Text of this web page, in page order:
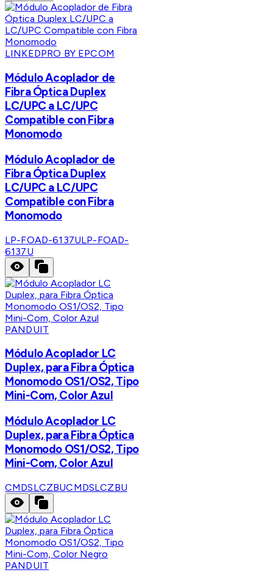
LINKEDPRO BY EPCOM
Módulo Acoplador de
Fibra Óptica Duplex
LC/UPC a LC/UPC
Compatible con Fibra
Monomodo
Módulo Acoplador de
Fibra Óptica Duplex
LC/UPC a LC/UPC
Compatible con Fibra
Monomodo
LP-FOAD-6137ULP-FOAD-
6137U
PANDUIT
Módulo Acoplador LC
Duplex, para Fibra Óptica
Monomodo OS1/OS2, Tipo
Mini-Com, Color Azul
Módulo Acoplador LC
Duplex, para Fibra Óptica
Monomodo OS1/OS2, Tipo
Mini-Com, Color Azul
CMDSLCZBUCMDSLCZBU
PANDUIT